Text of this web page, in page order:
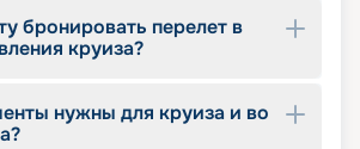
бронировать перелет в
круиза?
нужны для круиза и во